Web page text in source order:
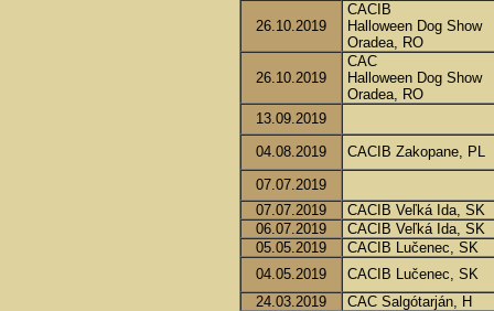
26.10.2019
CACIB
Halloween Dog Show
Oradea, RO
26.10.2019
CAC
Halloween Dog Show
Oradea, RO
13.09.2019
04.08.2019
CACIB Zakopane, PL
07.07.2019
07.07.2019
CACIB Veľká Ida, SK
06.07.2019
CACIB Veľká Ida, SK
05.05.2019
CACIB Lučenec, SK
04.05.2019
CACIB Lučenec, SK
24.03.2019
CAC Salgótarján, H